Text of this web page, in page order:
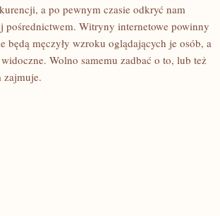
a po pewnym czasie odkryć nam
pośrednictwem. Witryny internetowe powinny
męczyły wzroku oglądających je osób, a
Wolno samemu zadbać o to, lub też
zajmuje.